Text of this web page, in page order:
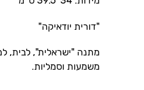
"דורית יודאיקה"
משמעות וסמליות.